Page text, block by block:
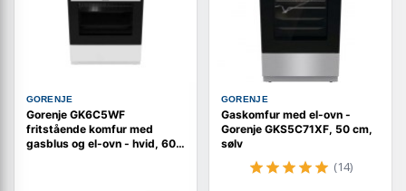
GORENJE
Gorenje GK6C5WF
fritstående komfur med
gasblus og el-ovn - hvid, 60
GORENJE
Gaskomfur med el-ovn -
Gorenje GKS5C71XF, 50 cm,
sølv
(14)